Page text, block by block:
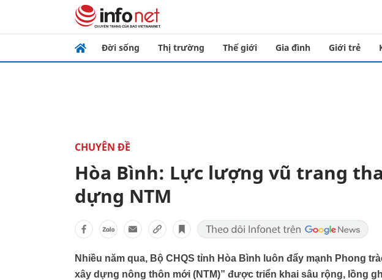
Đời sống Thị trường Thế giới Gia đình Giới trẻ
CHUYÊN ĐỀ
Hòa Bình: Lực lượng vũ trang
dựng NTM
Nhiều năm qua, Bộ CHQS tỉnh Hòa Bình luôn đẩy mạnh Phong
xây dựng nông thôn mới (NTM)” được triển khai sâu rộng, lồng